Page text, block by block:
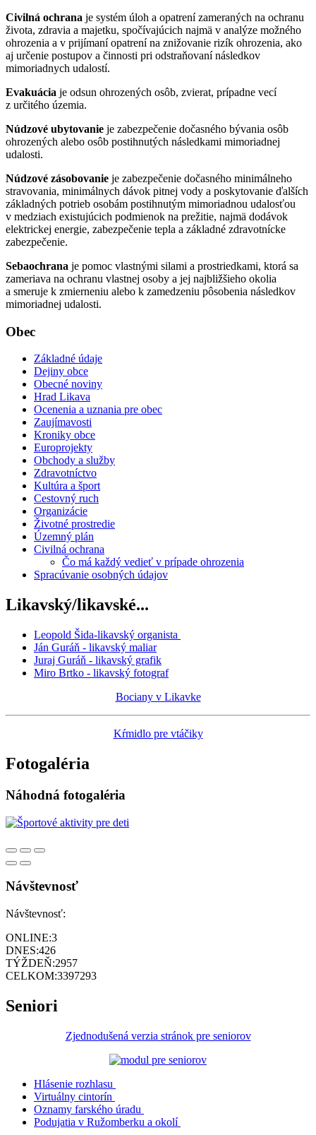
Civilná ochrana je systém úloh a opatrení zameraných na ochranu
života, zdravia a majetku, spočívajúcich najmä v analýze možného
ohrozenia a v prijímaní opatrení na znižovanie rizík ohrozenia, ako
aj určenie postupov a činnosti pri odstraňovaní následkov
mimoriadnych udalostí.
Evakuácia je odsun ohrozených osôb, zvierat, prípadne vecí
z určitého územia.
Núdzové ubytovanie je zabezpečenie dočasného bývania osôb
ohrozených alebo osôb postihnutých následkami mimoriadnej
udalosti.
Núdzové zásobovanie je zabezpečenie dočasného minimálneho
stravovania, minimálnych dávok pitnej vody a poskytovanie ďalších
základných potrieb osobám postihnutým mimoriadnou udalosťou
v medziach existujúcich podmienok na prežitie, najmä dodávok
elektrickej energie, zabezpečenie tepla a základné zdravotnícke
zabezpečenie.
Sebaochrana je pomoc vlastnými silami a prostriedkami, ktorá sa
zameriava na ochranu vlastnej osoby a jej najbližšieho okolia
a smeruje k zmierneniu alebo k zamedzeniu pôsobenia následkov
mimoriadnej udalosti.
Obec
Základné údaje
Dejiny obce
Obecné noviny
Hrad Likava
Ocenenia a uznania pre obec
Zaujímavosti
Kroniky obce
Europrojekty
Obchody a služby
Zdravotníctvo
Kultúra a šport
Cestovný ruch
Organizácie
Životné prostredie
Územný plán
Civilná ochrana
Čo má každý vedieť v prípade ohrozenia
Spracúvanie osobných údajov
Likavský/likavské...
Leopold Šida-likavský organista
Ján Guráň - likavský maliar
Juraj Guráň - likavský grafik
Miro Brtko - likavský fotograf
Bociany v Likavke
Kŕmidlo pre vtáčiky
Fotogaléria
Náhodná fotogaléria
Návštevnosť
Návštevnosť:
ONLINE:3
DNES:426
TÝŽDEŇ:2957
CELKOM:3397293
Seniori
Zjednodušená verzia stránok pre seniorov
Hlásenie rozhlasu
Virtuálny cintorín
Oznamy farského úradu
Podujatia v Ružomberku a okolí